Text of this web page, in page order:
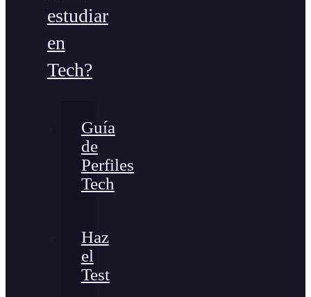
estudiar
en
Tech?
Guía
de
Perfiles
Tech
Haz
el
Test